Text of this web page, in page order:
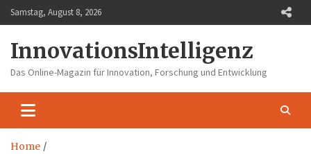
Skip
to
Samstag, August 8, 2026
InnovationsIntelligenz
Das Online-Magazin für Innovation, Forschung und Entwicklung
Home